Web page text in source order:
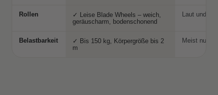
Rollen
✓ Leise Blade Wheels – weich,
geräuscharm, bodenschonend
Laut und
Belastbarkeit
✓ Bis 150 kg, Körpergröße bis 2
m
Meist nur